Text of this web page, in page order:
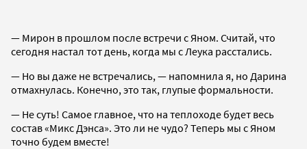
— Мирон в прошлом после встречи с Яном. Считай, что
сегодня настал тот день, когда мы с Леука расстались.
— Но вы даже не встречались, — напомнила я, но Дарина
отмахнулась. Конечно, это так, глупые формальности.
— Не суть! Самое главное, что на теплоходе будет весь
состав «Микс Дэнса». Это ли не чудо? Теперь мы с Яном
точно будем вместе!